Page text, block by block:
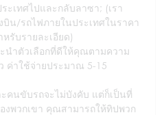
ะเทศไปและกลับลาซา; (เรา
น/รถไฟภายในประเทศในราคา
รับรายละเอียด)
นำตัวเลือกที่ดีให้คุณตามความ
ค่าใช้จ่ายประมาณ 5-15
คนขับรถจะไม่บังคับ แต่ก็เป็นที่
งพวกเขา คุณสามารถให้ทิปพวก